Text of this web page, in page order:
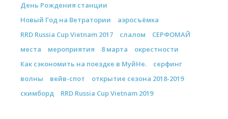
День Рождения станции
Новый Год на Ветратории
аэросъёмка
RRD Russia Cup Vietnam 2017
слалом
СЕРФОМАЙ
места
мероприятия 8 марта
окрестности
Как сэкономить на поездке в МуйНе.
серфинг
волны
вейв-спот
открытие сезона 2018-2019
скимборд
RRD Russia Cup Vietnam 2019